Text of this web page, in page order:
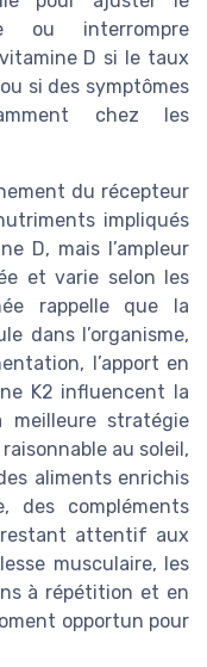
ou interrompre
D si le taux
si des symptômes
chez les
du récepteur
impliqués
D, mais l’ampleur
et varie selon les
rappelle que la
dans l’organisme,
l’apport en
K2 influencent la
meilleure stratégie
au soleil,
aliments enrichis
des compléments
restant attentif aux
musculaire, les
à répétition et en
opportun pour